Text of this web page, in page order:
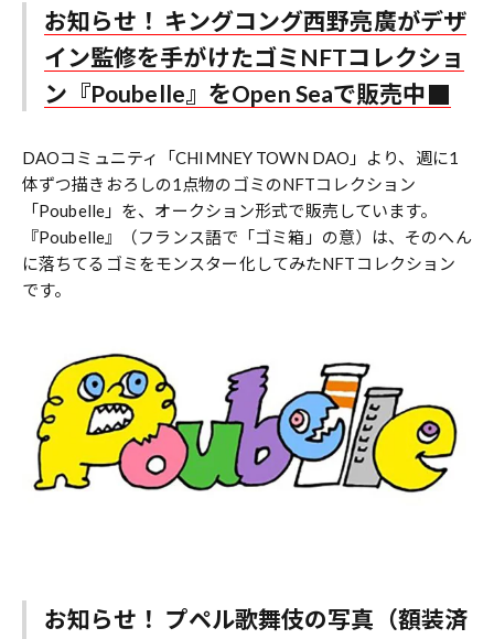
お知らせ！ キングコング西野亮廣がデザ
イン監修を手がけたゴミNFTコレクショ
ン『Poubelle』をOpen Seaで販売中
DAOコミュニティ「CHIMNEY TOWN DAO」より、週に1
体ずつ描きおろしの1点物のゴミのNFTコレクション
「Poubelle」を、オークション形式で販売しています。
『Poubelle』（フランス語で「ゴミ箱」の意）は、そのへん
に落ちてるゴミをモンスター化してみたNFTコレクション
です。
お知らせ！ プペル歌舞伎の写真（額装済